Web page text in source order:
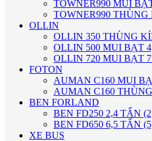
TOWNER990 MUI
TOWNER990 THÙNG
OLLIN
OLLIN 350 THÙNG
OLLIN 500 MUI BẠT
OLLIN 720 MUI BẠT
FOTON
AUMAN C160 MUI
AUMAN C160
BEN FORLAND
BEN FD250 2,4 TẤN
BEN FD650 6,5 TẤN
XE BUS